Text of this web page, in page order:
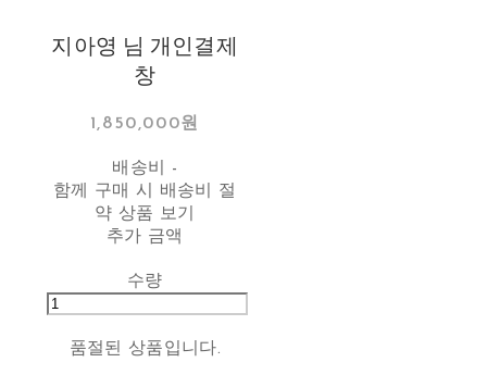
지아영 님 개인결제
창
1,850,000원
배송비 -
함께 구매 시 배송비 절
약 상품 보기
추가 금액
수량
품절된 상품입니다.